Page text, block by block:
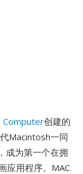
Computer创建的
Macintosh一同
成为第一个在拥
应用程序。MAC